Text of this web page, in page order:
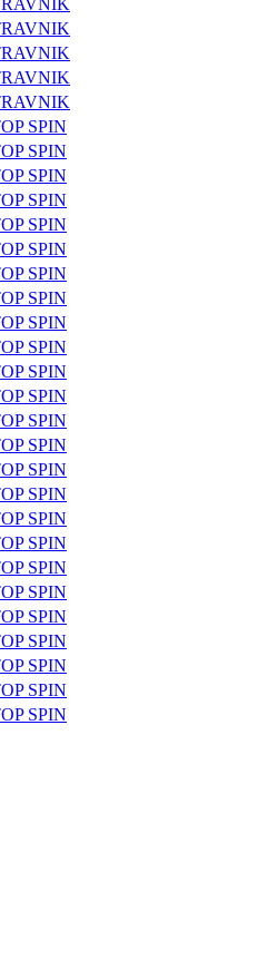
SPIN
SPIN
SPIN
SPIN
SPIN
SPIN
SPIN
SPIN
SPIN
SPIN
SPIN
SPIN
SPIN
SPIN
SPIN
SPIN
SPIN
SPIN
SPIN
SPIN
SPIN
SPIN
SPIN
SPIN
SPIN